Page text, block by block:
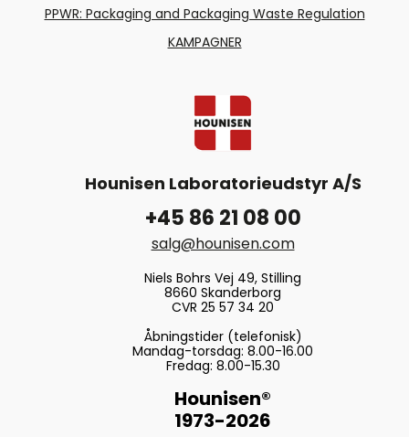
PPWR: Packaging and Packaging Waste Regulation
KAMPAGNER
Hounisen Laboratorieudstyr A/S
+45 86 21 08 00
salg@hounisen.com
Niels Bohrs Vej 49, Stilling
8660 Skanderborg
CVR 25 57 34 20
Åbningstider (telefonisk)
Mandag-torsdag: 8.00-16.00
Fredag: 8.00-15.30
Hounisen®
1973-2026